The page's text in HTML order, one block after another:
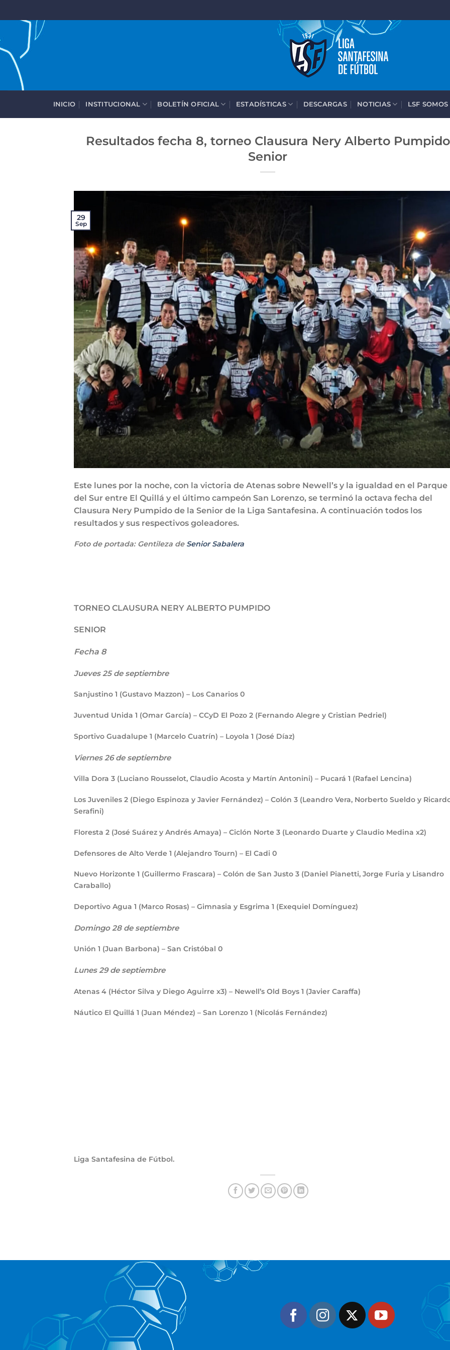
contenido
INICIO INSTITUCIONAL BOLETÍN OFICIAL ESTADÍSTICAS DESCARGAS NOTICIAS LSF
Resultados fecha 8, torneo Clausura Nery Alberto Pumpido
Senior
29
Sep
Este lunes por la noche, con la victoria de Atenas sobre Newell’s y la igualdad en el Parque
del Sur entre El Quillá y el último campeón San Lorenzo, se terminó la octava fecha del
Clausura Nery Pumpido de la Senior de la Liga Santafesina. A continuación todos los
resultados y sus respectivos goleadores.
Foto de portada: Gentileza de Senior Sabalera
TORNEO CLAUSURA NERY ALBERTO PUMPIDO
SENIOR
Fecha 8
Jueves 25 de septiembre
Sanjustino 1 (Gustavo Mazzon) – Los Canarios 0
Juventud Unida 1 (Omar García) – CCyD El Pozo 2 (Fernando Alegre y Cristian Pedriel)
Sportivo Guadalupe 1 (Marcelo Cuatrín) – Loyola 1 (José Díaz)
Viernes 26 de septiembre
Villa Dora 3 (Luciano Rousselot, Claudio Acosta y Martín Antonini) – Pucará 1 (Rafael Lencina)
Los Juveniles 2 (Diego Espinoza y Javier Fernández) – Colón 3 (Leandro Vera, Norberto Sueldo y
Serafini)
Floresta 2 (José Suárez y Andrés Amaya) – Ciclón Norte 3 (Leonardo Duarte y Claudio Medina x2)
Defensores de Alto Verde 1 (Alejandro Tourn) – El Cadi 0
Nuevo Horizonte 1 (Guillermo Frascara) – Colón de San Justo 3 (Daniel Pianetti, Jorge Furia y Lisandro
Caraballo)
Deportivo Agua 1 (Marco Rosas) – Gimnasia y Esgrima 1 (Exequiel Domínguez)
Domingo 28 de septiembre
Unión 1 (Juan Barbona) – San Cristóbal 0
Lunes 29 de septiembre
Atenas 4 (Héctor Silva y Diego Aguirre x3) – Newell’s Old Boys 1 (Javier Caraffa)
Náutico El Quillá 1 (Juan Méndez) – San Lorenzo 1 (Nicolás Fernández)
Liga Santafesina de Fútbol.